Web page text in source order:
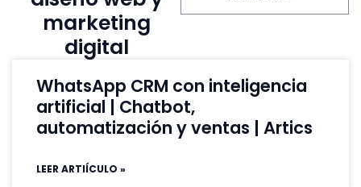
marketing
digital
WhatsApp CRM con inteligencia
artificial | Chatbot,
automatización y ventas | Artics
LEER ARTIÍCULO »